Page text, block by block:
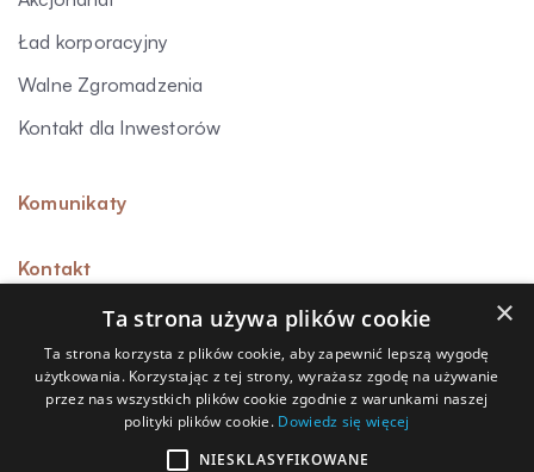
Ład korporacyjny
Walne Zgromadzenia
Kontakt dla Inwestorów
Komunikaty
Kontakt
Sygnalista
Polityka prywatności
Polityka przetwarzania danych osobowych
×
Ta strona używa plików cookie
Ta strona korzysta z plików cookie, aby zapewnić lepszą wygodę
użytkowania. Korzystając z tej strony, wyrażasz zgodę na używanie
przez nas wszystkich plików cookie zgodnie z warunkami naszej
polityki plików cookie. Dowiedz się więcej
NIESKLASYFIKOWANE